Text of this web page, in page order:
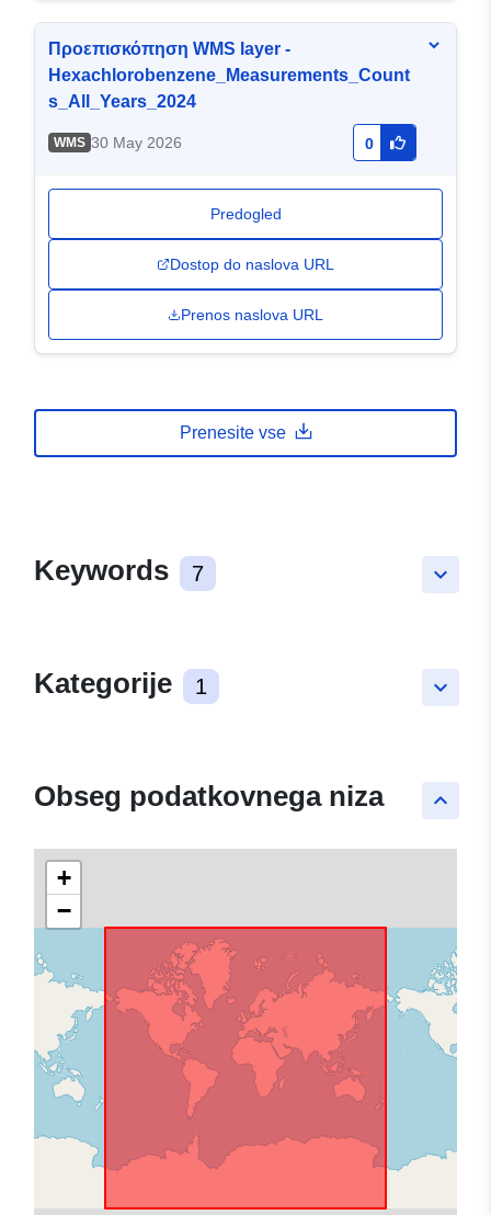
Προεπισκόπηση WMS layer -
Hexachlorobenzene_Measurements_Count
s_All_Years_2024
WMS 30 May 2026 0
Predogled
Dostop do naslova URL
Prenos naslova URL
Prenesite vse
keyboard_arrow_down
Keywords 7
keyboard_arrow_down
Kategorije 1
keyboard_arrow_up
Obseg podatkovnega niza
+
−